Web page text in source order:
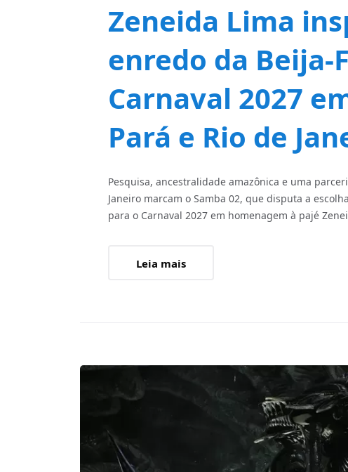
Zeneida Lima
enredo da Beija-
Carnaval 2027
Pará e Rio de
Pesquisa, ancestralidade amazônica e uma
Janeiro marcam o Samba 02, que disputa a
para o Carnaval 2027 em homenagem à pajé
Leia mais